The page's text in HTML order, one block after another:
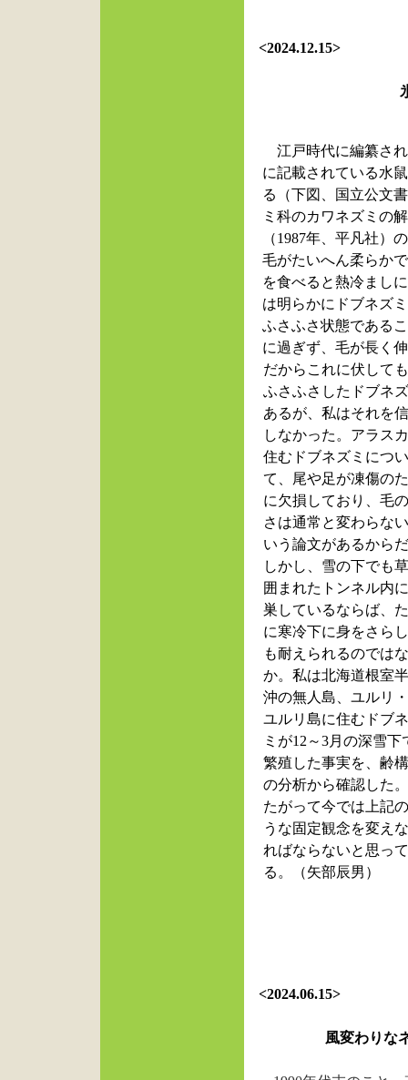
<2024.12.15>
江戸時代に編纂さ
に記載されている水
る（下図、国立公文
ミ科のカワネズミの
（1987年、平凡社）
毛がたいへん柔らか
を食べると熱冷まし
は明らかにドブネズ
ふさふさ状態である
に過ぎず、毛が長く
だからこれに伏して
ふさふさしたドブネ
あるが、私はそれを
しなかった。アラス
住むドブネズミについ
て、尾や足が凍傷の
に欠損しており、毛
さは通常と変わらな
いう論文があるから
しかし、雪の下でも
囲まれたトンネル内
巣しているならば、
に寒冷下に身をさら
も耐えられるのでは
か。私は北海道根室
沖の無人島、ユルリ
ユルリ島に住むドブ
ミが12 ～3月の深雪下
繁殖した事実を、齢
の分析から確認した
たがって今では上記
うな固定観念を変え
ればならないと思っ
る。（矢部辰男）
<2024.06.15>
風変わりな